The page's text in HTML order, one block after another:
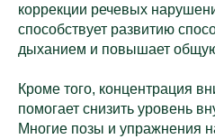
коррекции речевых
способствует развитию
дыханием и повышает
Кроме того, концентрация
помогает снизить уровень
Многие позы и упражнения